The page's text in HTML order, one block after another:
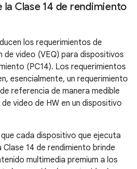
la Clase 14 de rendimiento
los requerimientos de
de video (VEQ) para dispositivos
(PC14). Los requerimientos
esencialmente, un requerimiento
referencia de manera medible
video de HW en un dispositivo
cada dispositivo que ejecuta
14 de rendimiento brinde
multimedia premium a los